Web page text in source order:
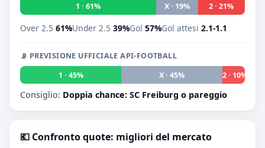
1 · 61% X · 19% 2 · 21%
Over 2.5 61%Under 2.5 39%Gol 57%Gol attesi 2.1-1.1
📡 PREVISIONE UFFICIALE API-FOOTBALL
1 · 45%
X · 45% 2 · 10%
Consiglio: Doppia chance: SC Freiburg o pareggio
💶 Confronto quote: migliori del mercato